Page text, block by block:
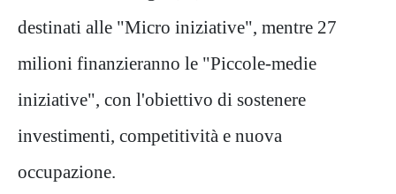
destinati alle "Micro iniziative", mentre 27
milioni finanzieranno le "Piccole-medie
iniziative", con l'obiettivo di sostenere
investimenti, competitività e nuova
occupazione.